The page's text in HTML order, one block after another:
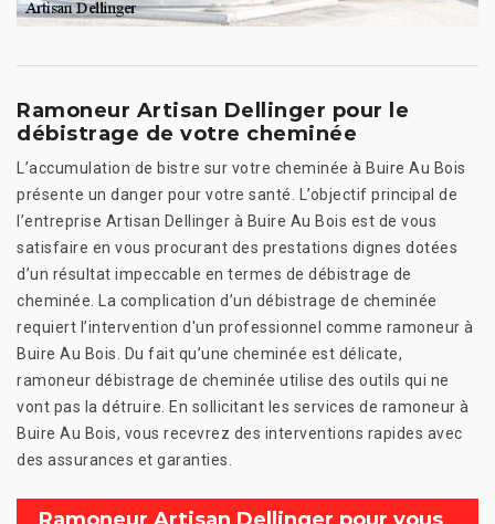
Ramoneur Artisan Dellinger pour le
débistrage de votre cheminée
L’accumulation de bistre sur votre cheminée à Buire Au Bois
présente un danger pour votre santé. L’objectif principal de
l’entreprise Artisan Dellinger à Buire Au Bois est de vous
satisfaire en vous procurant des prestations dignes dotées
d’un résultat impeccable en termes de débistrage de
cheminée. La complication d’un débistrage de cheminée
requiert l’intervention d'un professionnel comme ramoneur à
Buire Au Bois. Du fait qu’une cheminée est délicate,
ramoneur débistrage de cheminée utilise des outils qui ne
vont pas la détruire. En sollicitant les services de ramoneur à
Buire Au Bois, vous recevrez des interventions rapides avec
des assurances et garanties.